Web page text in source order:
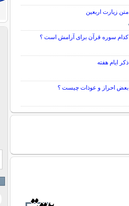
متن زيارت اربعين
کدام سوره قرآن برای آرامش است ؟
ذکر ایام هفته
بعض احراز و عوذات چیست ؟